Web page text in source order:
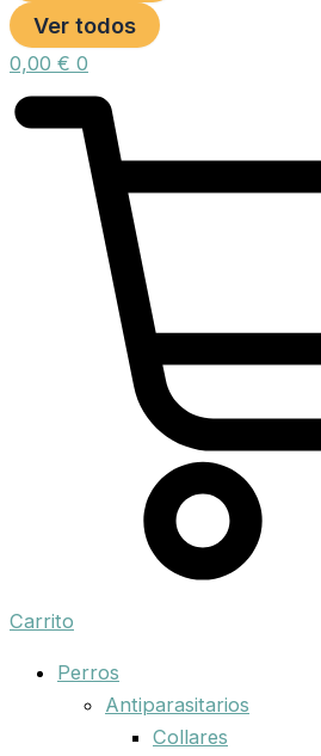
Ver todos
0,00 € 0
Carrito
Perros
Antiparasitarios
Collares